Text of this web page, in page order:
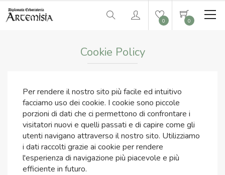
0 0
Cookie Policy
Per rendere il nostro sito più facile ed intuitivo
facciamo uso dei cookie. I cookie sono piccole
porzioni di dati che ci permettono di confrontare i
visitatori nuovi e quelli passati e di capire come gli
utenti navigano attraverso il nostro sito. Utilizziamo
i dati raccolti grazie ai cookie per rendere
l'esperienza di navigazione più piacevole e più
efficiente in futuro.